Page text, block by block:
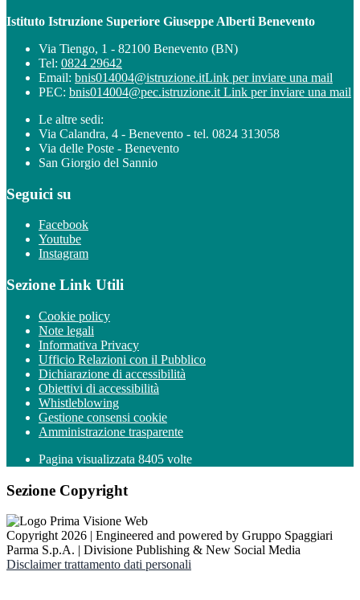
Istituto Istruzione Superiore Giuseppe Alberti Benevento
Via Tiengo, 1 - 82100 Benevento (BN)
Tel: 0824 29642
Email: bnis014004@istruzione.itLink per inviare una mail
PEC: bnis014004@pec.istruzione.it Link per inviare una mail
Le altre sedi:
Via Calandra, 4 - Benevento - tel. 0824 313058
Via delle Poste - Benevento
San Giorgio del Sannio
Seguici su
Facebook
Youtube
Instagram
Sezione Link Utili
Cookie policy
Note legali
Informativa Privacy
Ufficio Relazioni con il Pubblico
Dichiarazione di accessibilità
Obiettivi di accessibilità
Whistleblowing
Gestione consensi cookie
Amministrazione trasparente
Pagina visualizzata 8405 volte
Sezione Copyright
Copyright 2026 | Engineered and powered by Gruppo Spaggiari
Parma S.p.A. | Divisione Publishing & New Social Media
Disclaimer trattamento dati personali